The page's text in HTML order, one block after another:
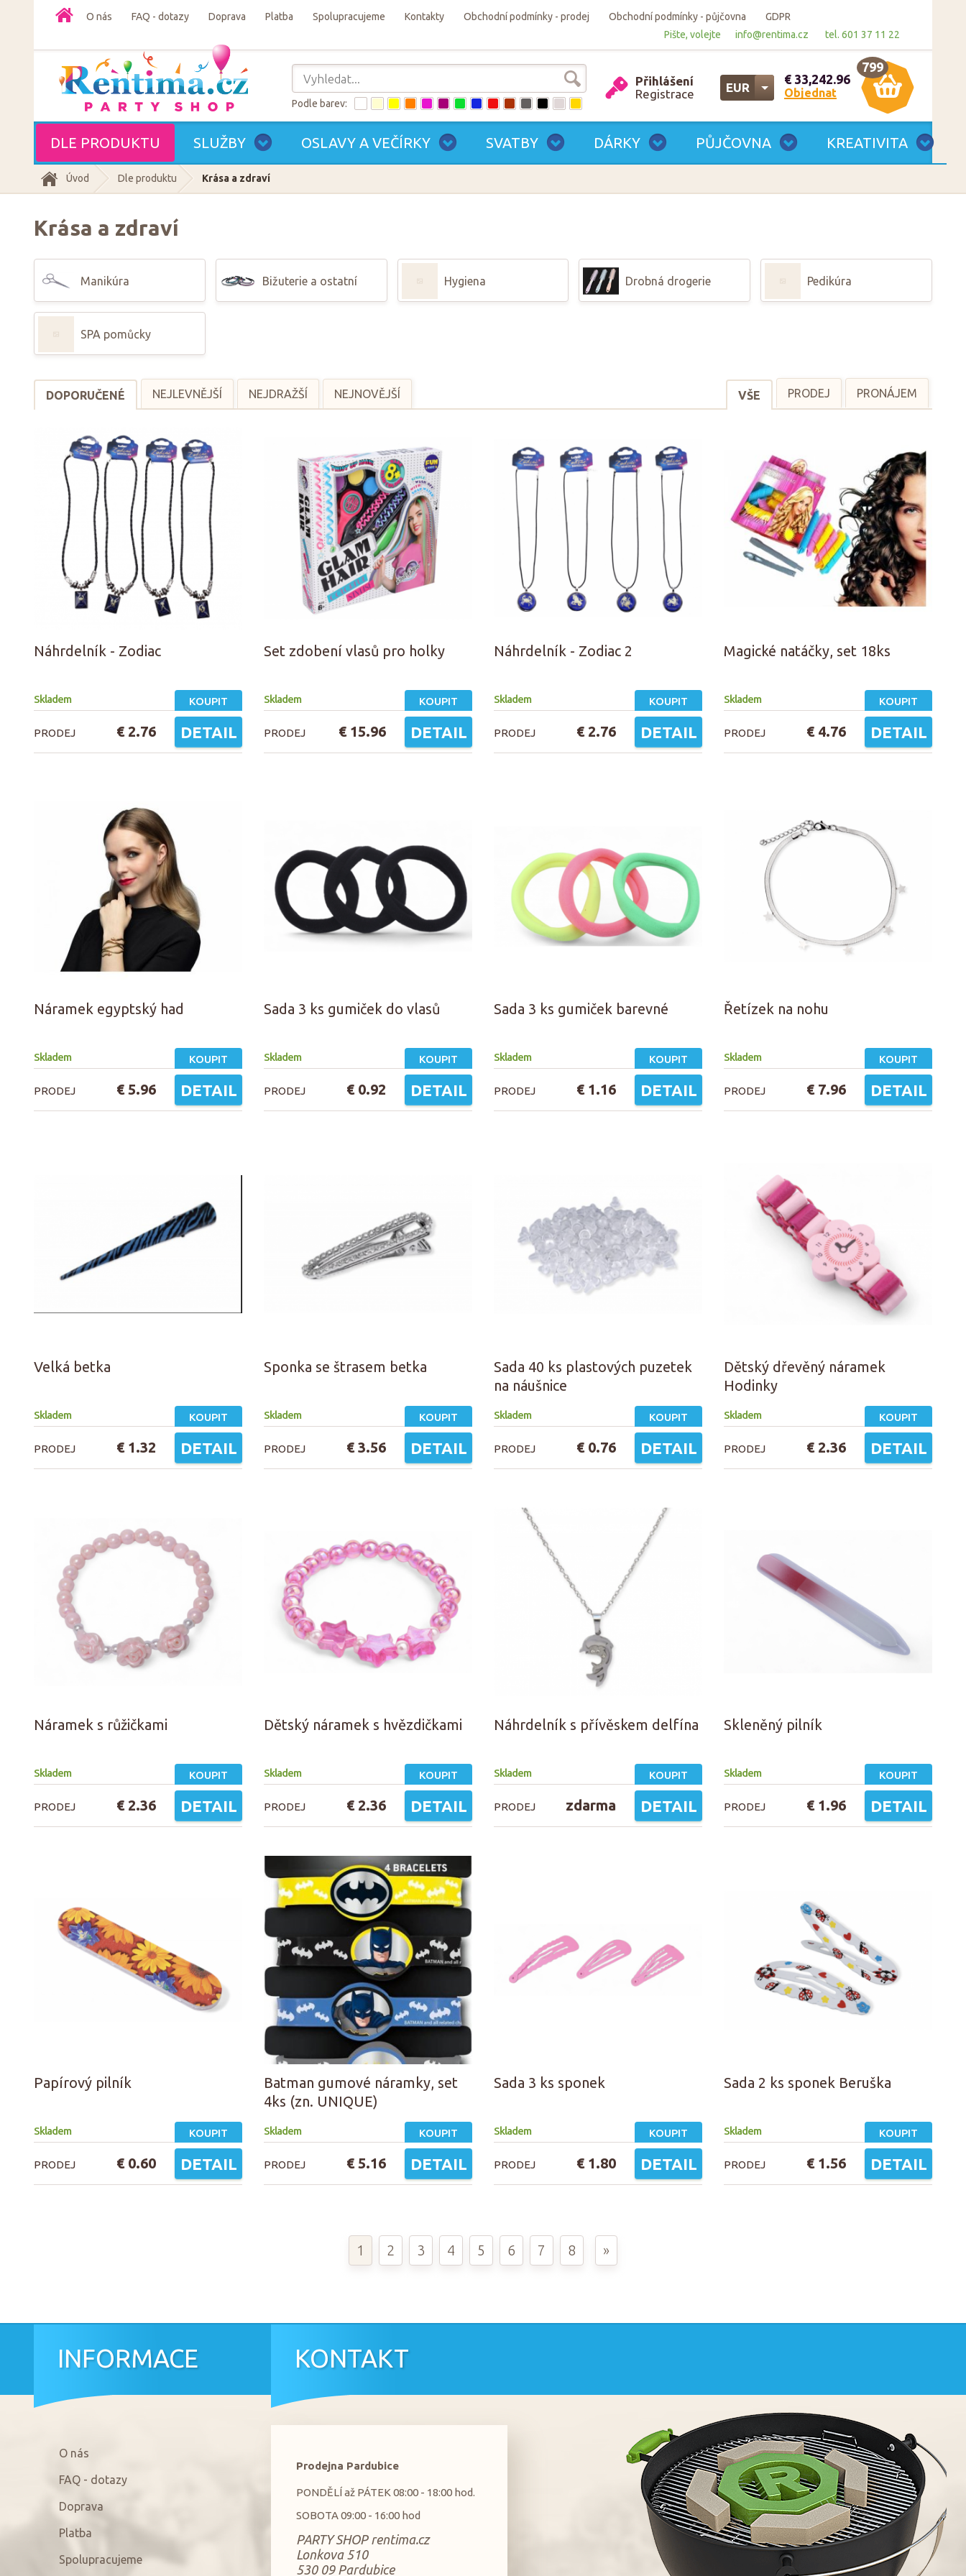
O nás FAQ - dotazy Doprava Platba Spolupracujeme Kontakty Obchodní podmínky - prodej Obchodní podmínky - půjčovna
GDPR
Pište, volejte
info@rentima.cz tel. 601 37 11 22
Podle barev:
Přihlášení
Registrace
EUR
EUR
€ 33,242.96
Objednat
799
DLE PRODUKTU SLUŽBY OSLAVY A VEČÍRKY SVATBY DÁRKY PŮJČOVNA KREATIVITA
Úvod Dle produktu Krása a zdraví
Krása a zdraví
Manikúra Bižuterie a ostatní Hygiena Drobná drogerie Pedikúra
SPA pomůcky
DOPORUČENÉ NEJLEVNĚJŠÍ NEJDRAŽŠÍ NEJNOVĚJŠÍ PRONÁJEM
PRODEJ
VŠE
Náhrdelník - Zodiac
Skladem KOUPIT
PRODEJ € 2.76 DETAIL
Set zdobení vlasů pro holky
Skladem KOUPIT
PRODEJ € 15.96 DETAIL
Náhrdelník - Zodiac 2
Skladem KOUPIT
PRODEJ € 2.76 DETAIL
Magické natáčky, set 18ks
Skladem KOUPIT
PRODEJ € 4.76 DETAIL
Náramek egyptský had
Skladem KOUPIT
PRODEJ € 5.96 DETAIL
Sada 3 ks gumiček do vlasů
Skladem KOUPIT
PRODEJ € 0.92 DETAIL
Sada 3 ks gumiček barevné
Skladem KOUPIT
PRODEJ € 1.16 DETAIL
Řetízek na nohu
Skladem KOUPIT
PRODEJ € 7.96 DETAIL
Velká betka
Skladem KOUPIT
PRODEJ € 1.32 DETAIL
Sponka se štrasem betka
Skladem KOUPIT
PRODEJ € 3.56 DETAIL
Sada 40 ks plastových puzetek
na náušnice
Skladem KOUPIT
PRODEJ € 0.76 DETAIL
Dětský dřevěný náramek
Hodinky
Skladem KOUPIT
PRODEJ € 2.36 DETAIL
Náramek s růžičkami
Skladem KOUPIT
PRODEJ € 2.36 DETAIL
Dětský náramek s hvězdičkami
Skladem KOUPIT
PRODEJ € 2.36 DETAIL
Náhrdelník s přívěskem delfína
Skladem KOUPIT
PRODEJ zdarma DETAIL
Skleněný pilník
Skladem KOUPIT
PRODEJ € 1.96 DETAIL
Papírový pilník
Skladem KOUPIT
PRODEJ € 0.60 DETAIL
Batman gumové náramky, set
4ks (zn. UNIQUE)
Skladem KOUPIT
PRODEJ € 5.16 DETAIL
Sada 3 ks sponek
Skladem KOUPIT
PRODEJ € 1.80 DETAIL
Sada 2 ks sponek Beruška
Skladem KOUPIT
PRODEJ € 1.56 DETAIL
1 2 3 4 5 6 7 8 »
INFORMACE
O nás
FAQ - dotazy
Doprava
Platba
Spolupracujeme
KONTAKT
Prodejna Pardubice
PONDĚLÍ až PÁTEK 08:00 - 18:00 hod.
SOBOTA 09:00 - 16:00 hod
PARTY SHOP rentima.cz
Lonkova 510
530 09 Pardubice